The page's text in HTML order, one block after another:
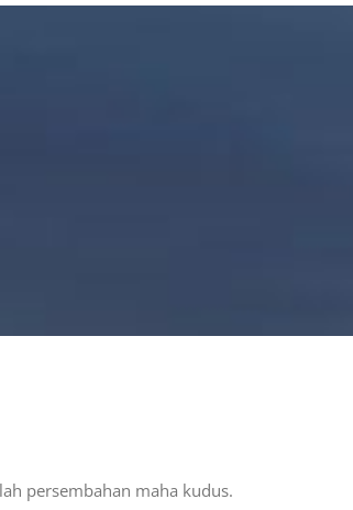
persembahan maha kudus.